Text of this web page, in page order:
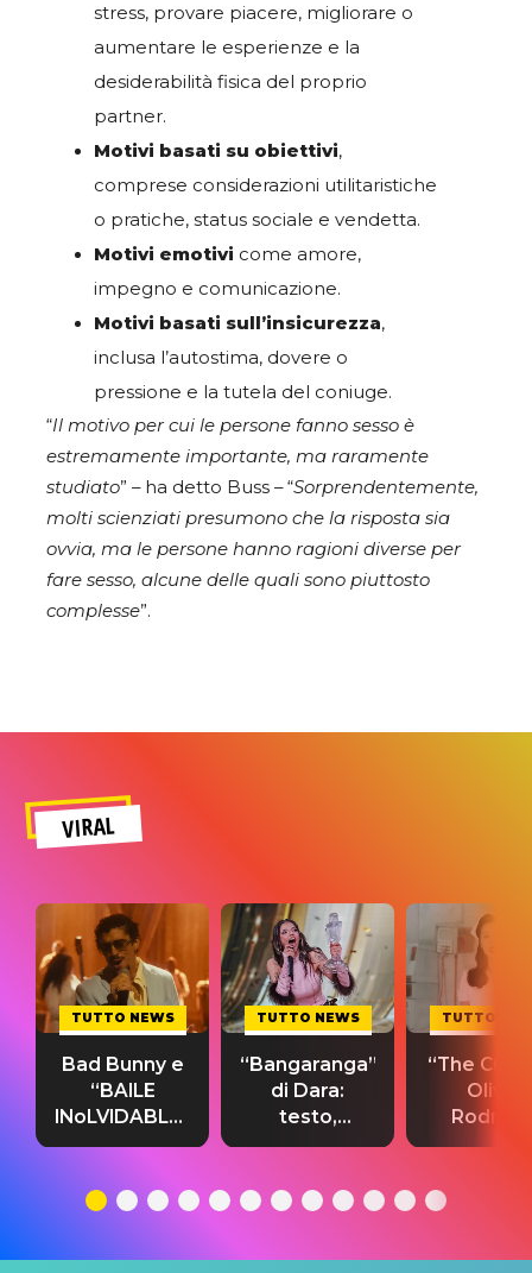
stress, provare piacere, migliorare o
aumentare le esperienze e la
desiderabilità fisica del proprio
partner.
Motivi basati su obiettivi,
comprese considerazioni utilitaristiche
o pratiche, status sociale e vendetta.
Motivi emotivi come amore,
impegno e comunicazione.
Motivi basati sull’insicurezza,
inclusa l’autostima, dovere o
pressione e la tutela del coniuge.
“Il motivo per cui le persone fanno sesso è
estremamente importante, ma raramente
studiato” – ha detto Buss – “Sorprendentemente,
molti scienziati presumono che la risposta sia
ovvia, ma le persone hanno ragioni diverse per
fare sesso, alcune delle quali sono piuttosto
complesse”.
VIRAL
TUTTO NEWS
Bad Bunny e
“BAILE
INoLVIDABLE”:
testo,
significato
TUTTO NEWS
“Bangaranga”
di Dara:
testo,
traduzione e
del singolo
TUTTO
“The
Olivia
testo,